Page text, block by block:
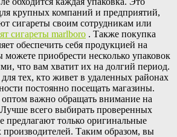
крупных компаний и предприятий,
сигареты своим сотрудникам или
сигареты marlboro . Также покупка
обеспечить себя продукцией на
приобрести несколько упаковок
что вам хватит их на долгий период.
тех, кто живет в удаленных районах
постоянно посещать магазины.
важно обращать внимание на
всего выбирать проверенных
предлагают только оригинальные
производителей. Таким образом, вы